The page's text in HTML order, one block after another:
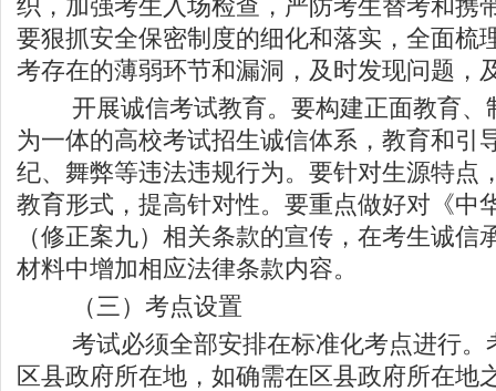
织，加强考生入场检查，严防考生替考和携
要狠抓安全保密制度的细化和落实，全面梳
考存在的薄弱环节和漏洞，及时发现问题，
开展诚信考试教育。要构建正面教育、
为一体的高校考试招生诚信体系，教育和引
纪、舞弊等违法违规行为。要针对生源特点
教育形式，提高针对性。要重点做好对《中
（修正案九）相关条款的宣传，在考生诚信
材料中增加相应法律条款内容。
（三）考点设置
考试必须全部安排在标准化考点进行。
区县政府所在地，如确需在区县政府所在地